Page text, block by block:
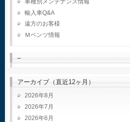
車種別メンテナンス情報
輸入車Q&A
遠方のお客様
Ｍベンツ情報
–
アーカイブ（直近12ヶ月）
2026年8月
2026年7月
2026年6月